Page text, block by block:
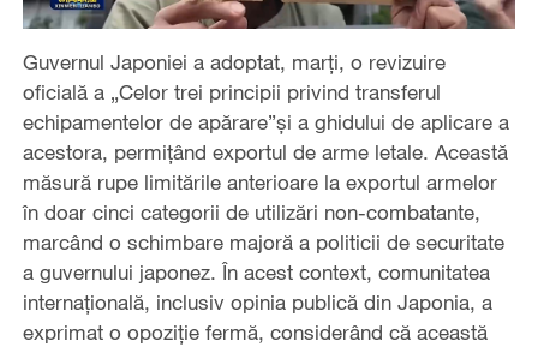
Guvernul Japoniei a adoptat, marți, o revizuire
oficială a „Celor trei principii privind transferul
echipamentelor de apărare”și a ghidului de aplicare a
acestora, permițând exportul de arme letale. Această
măsură rupe limitările anterioare la exportul armelor
în doar cinci categorii de utilizări non-combatante,
marcând o schimbare majoră a politicii de securitate
a guvernului japonez. În acest context, comunitatea
internațională, inclusiv opinia publică din Japonia, a
exprimat o opoziție fermă, considerând că această